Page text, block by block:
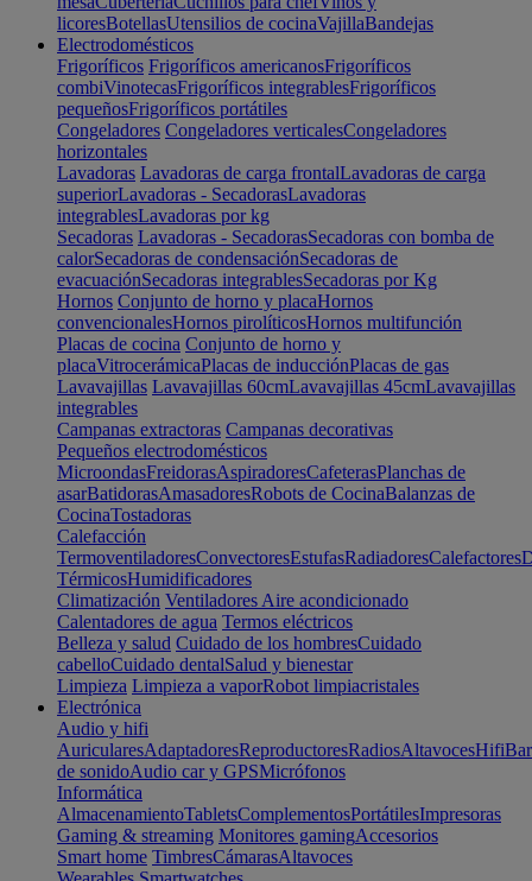
licoresBotellasUtensilios de cocinaVajillaBandejas
Electrodomésticos
Frigoríficos Frigoríficos americanosFrigoríficos
combiVinotecasFrigoríficos integrablesFrigoríficos
pequeñosFrigoríficos portátiles
Congeladores Congeladores verticalesCongeladores
horizontales
Lavadoras Lavadoras de carga frontalLavadoras de carga
superiorLavadoras - SecadorasLavadoras
integrablesLavadoras por kg
Secadoras Lavadoras - SecadorasSecadoras con bomba de
calorSecadoras de condensaciónSecadoras de
evacuaciónSecadoras integrablesSecadoras por Kg
Hornos Conjunto de horno y placaHornos
convencionalesHornos pirolíticosHornos multifunción
Placas de cocina Conjunto de horno y
placaVitrocerámicaPlacas de inducciónPlacas de gas
Lavavajillas Lavavajillas 60cmLavavajillas 45cmLavavajillas
integrables
Campanas extractoras Campanas decorativas
Pequeños electrodomésticos
MicroondasFreidorasAspiradoresCafeterasPlanchas de
asarBatidorasAmasadoresRobots de CocinaBalanzas de
CocinaTostadoras
Calefacción
TermoventiladoresConvectoresEstufasRadiadoresCalefactores
TérmicosHumidificadores
Climatización Ventiladores Aire acondicionado
Calentadores de agua Termos eléctricos
Belleza y salud Cuidado de los hombresCuidado
cabelloCuidado dentalSalud y bienestar
Limpieza Limpieza a vaporRobot limpiacristales
Electrónica
Audio y hifi
AuricularesAdaptadoresReproductoresRadiosAltavocesHifi
de sonidoAudio car y GPSMicrófonos
Informática
AlmacenamientoTabletsComplementosPortátilesImpresoras
Gaming & streaming Monitores gamingAccesorios
Smart home TimbresCámarasAltavoces